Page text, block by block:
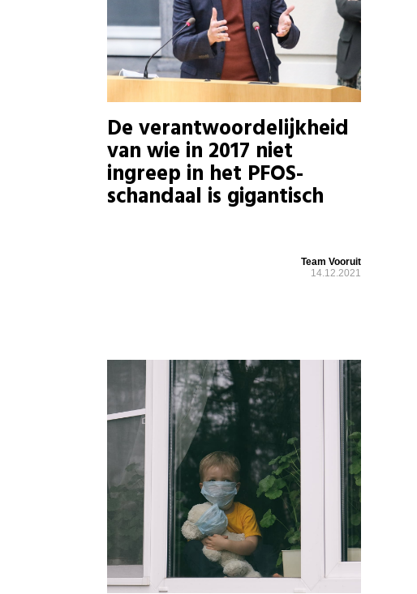
De verantwoordelijkheid
van wie in 2017 niet
ingreep in het PFOS-
schandaal is gigantisch
Team Vooruit
14.12.2021